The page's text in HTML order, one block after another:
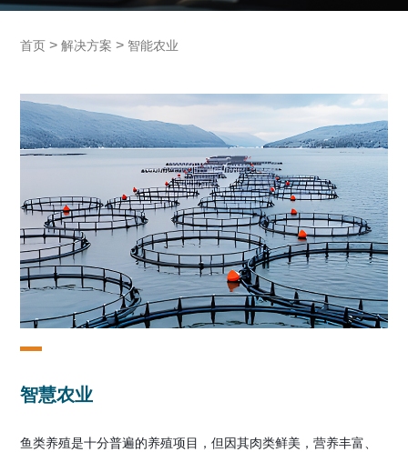
首页 >解决方案 > 智能农业
智慧农业
鱼类养殖是十分普遍的养殖项目，但因其肉类鲜美，营养丰富、